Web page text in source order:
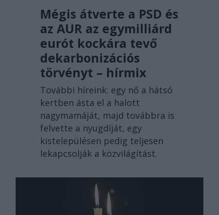
Mégis átverte a PSD és
az AUR az egymilliárd
eurót kockára tevő
dekarbonizációs
törvényt – hírmix
További híreink: egy nő a hátsó
kertben ásta el a halott
nagymamáját, majd továbbra is
felvette a nyugdíját, egy
kistelepülésen pedig teljesen
lekapcsolják a közvilágítást.